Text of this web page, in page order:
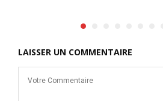
LAISSER UN COMMENTAIRE